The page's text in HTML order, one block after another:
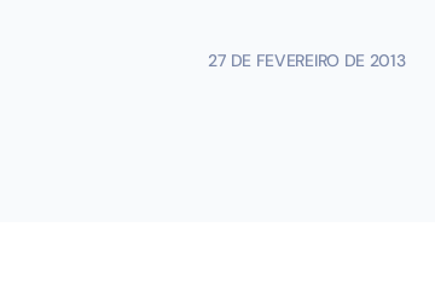
27 DE FEVEREIRO DE 2013